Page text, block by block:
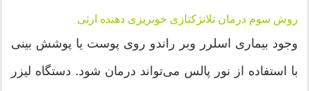
روش سوم درمان تلانژکتازی خونریزی دهنده ارثی
وجود بیماری اسلرر وبر راندو روی پوست یا پوشش بینی
با استفاده از نور پالس می‌تواند درمان شود. دستگاه لیزر